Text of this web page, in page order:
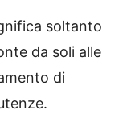
soltanto
da soli alle
di